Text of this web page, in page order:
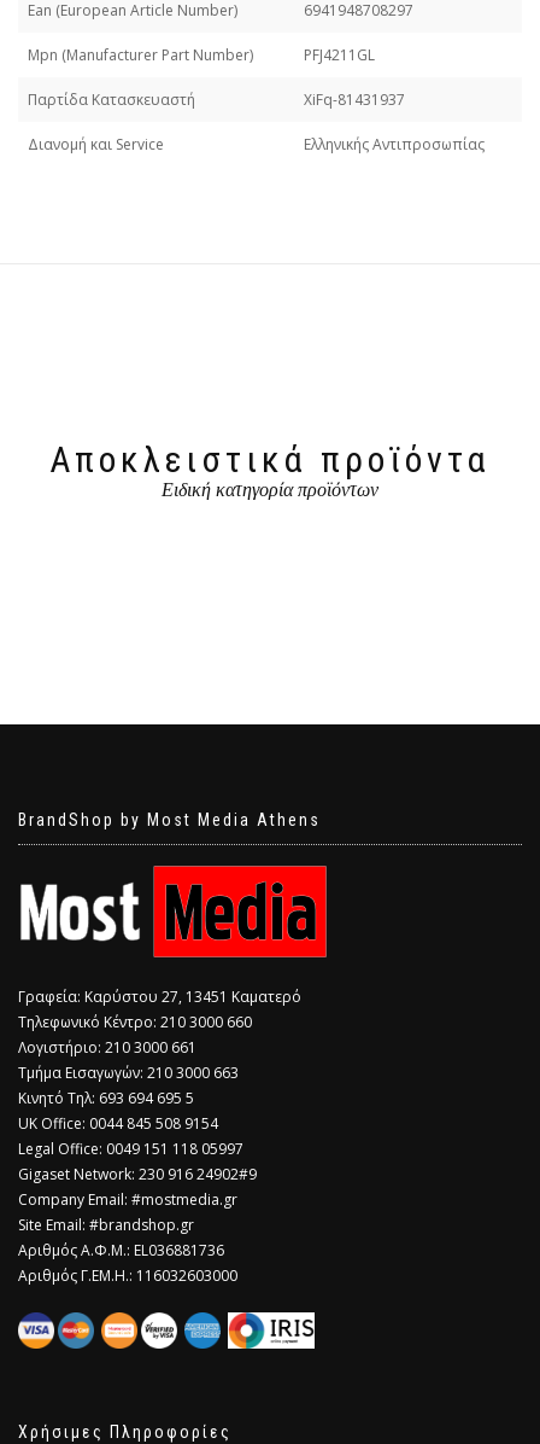
Εan (European Article Number) 6941948708297
Mpn (Manufacturer Part Number) PFJ4211GL
Παρτίδα Κατασκευαστή XiFq-81431937
Διανομή και Service Ελληνικής Αντιπροσωπίας
Αποκλειστικά προϊόντα
Ειδική κατηγορία προϊόντων
BrandShop by Most Media Athens
Γραφεία: Καρύστου 27, 13451 Καματερό
Τηλεφωνικό Κέντρο: 210 3000 660
Λογιστήριο: 210 3000 661
Τμήμα Εισαγωγών: 210 3000 663
Κινητό Τηλ: 693 694 695 5
​UK Office: 0044 845 508 9154
Legal Office: 0049 151 118 05997
Gigaset Network: 230 916 24902#9
Company Email: #mostmedia.gr
Site Email: #brandshop.gr
Αριθμός Α.Φ.Μ.: EL036881736
Αριθμός Γ.ΕΜ.Η.: 116032603000
Χρήσιμες Πληροφορίες